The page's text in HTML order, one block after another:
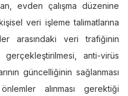
evden çalışma düzenine
veri işleme talimatlarına
arasındaki veri trafiğinin
anti-virüs
güncelliğinin sağlanması
alınması gerektiği